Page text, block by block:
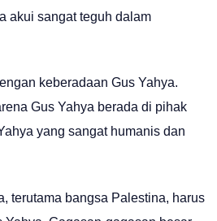
akui sangat teguh dalam
keberadaan Gus Yahya.
Gus Yahya berada di pihak
yang sangat humanis dan
terutama bangsa Palestina, harus